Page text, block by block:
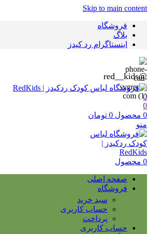
Skip to main content
فروشگاه
بلاگ
اینستاگرام رد کیدز
@red__kids
0
0
0 محصول 0 تومان
منو
0 محصول
صفحه اصلی
فروشگاه
سبد خرید
حساب کاربری
پرداخت
حساب کاربری